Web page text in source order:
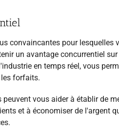
convaincantes pour
un avantage concurrentiel
en temps réel, vous
forfaits.
peuvent vous aider à établir de
et à économiser de l'argent